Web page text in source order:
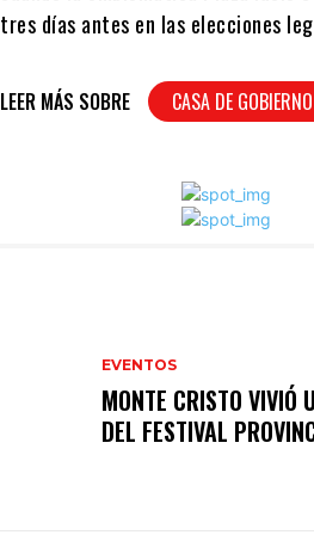
tres días antes en las elecciones
LEER MÁS SOBRE CASA DE GOBIERNO
EVENTOS
MONTE CRISTO VIVIÓ
DEL FESTIVAL